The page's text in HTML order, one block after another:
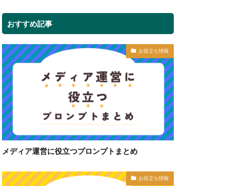
おすすめ記事
お役立ち情報
メディア運営に役立つプロンプトまとめ
お役立ち情報